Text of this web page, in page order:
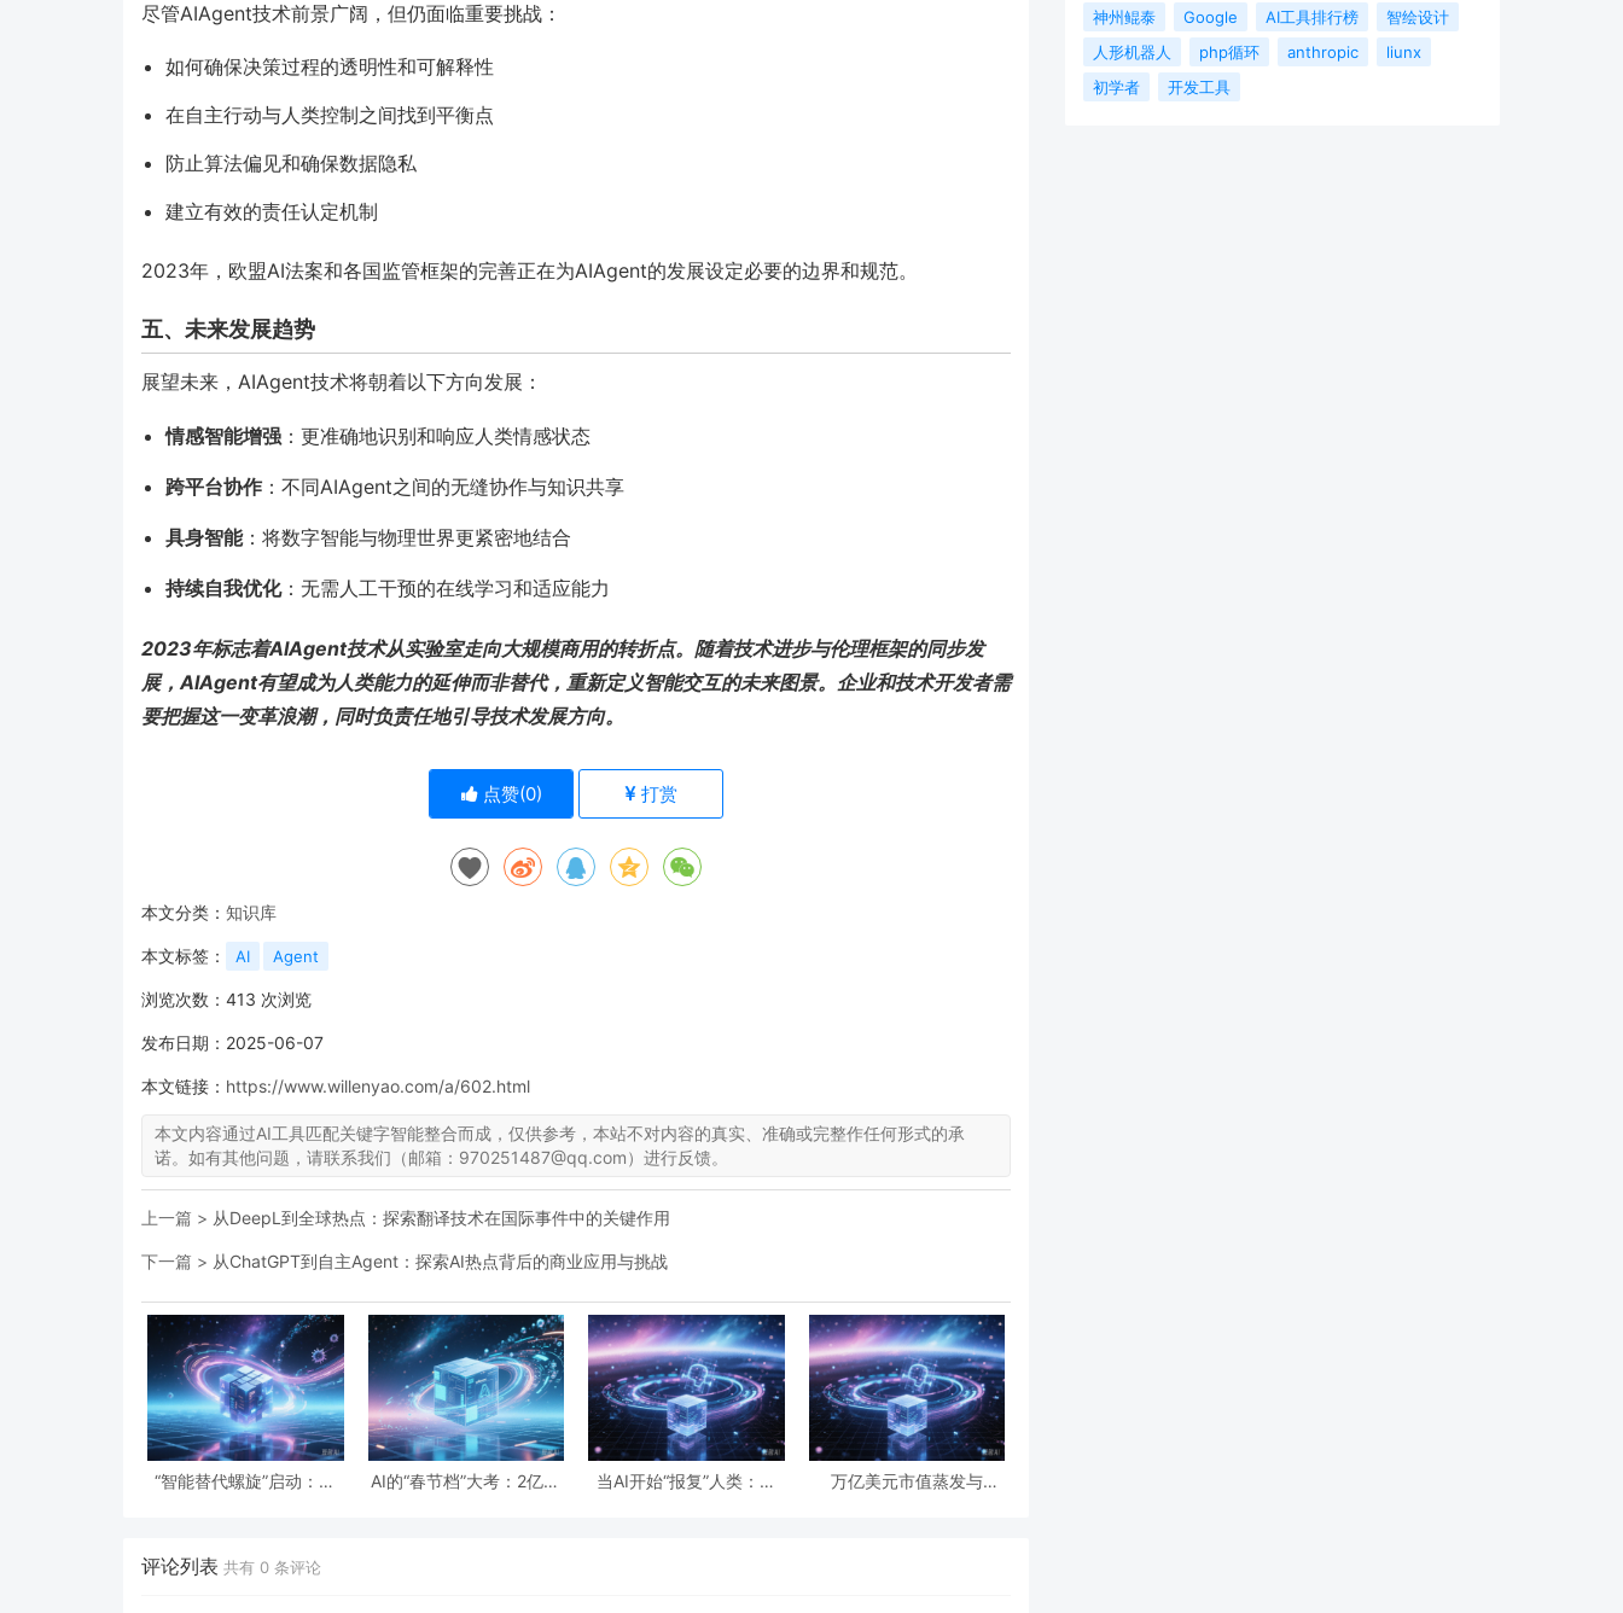
尽管AIAgent技术前景广阔，但仍面临重要挑战：
如何确保决策过程的透明性和可解释性
在自主行动与人类控制之间找到平衡点
防止算法偏见和确保数据隐私
建立有效的责任认定机制
2023年，欧盟AI法案和各国监管框架的完善正在为AIAgent的发展设定必要的边界和规范。
五、未来发展趋势
展望未来，AIAgent技术将朝着以下方向发展：
情感智能增强 ：更准确地识别和响应人类情感状态
跨平台协作 ：不同AIAgent之间的无缝协作与知识共享
具身智能：将数字智能与物理世界更紧密地结合
持续自我优化：无需人工干预的在线学习和适应能力
2023年标志着AIAgent技术从实验室走向大规模商用的转折点。随着技术进步与伦理框架的同步发
展，AIAgent有望成为人类能力的延伸而非替代，重新定义智能交互的未来图景。企业和技术开发者需
要把握这一变革浪潮，同时负责任地引导技术发展方向。
点赞(0) 打赏
本文分类： 知识库
本文标签： AI Agent
浏览次数： 413 次浏览
发布日期：2025-06-07
本文链接： https://www.willenyao.com/a/602.html
本文内容通过AI工具匹配关键字智能整合而成，仅供参考，本站不对内容的真实、准确或完整作任何形式的承
诺。如有其他问题，请联系我们（邮箱：970251487@qq.com）进行反馈。
上一篇 > 从DeepL到全球热点：探索翻译技术在国际事件中的关键作用
下一篇 > 从ChatGPT到自主Agent：探索AI热点背后的商业应用与挑战
“智能替代螺旋”启动：一
AI的“春节档”大考：2亿次
当AI开始“报复”人类：开
万亿美元市值蒸发与
评论列表 共有 0 条评论
神州鲲泰
Google AI工具排行榜
智绘设计
人形机器人
php循环 anthropic
liunx
初学者
开发工具